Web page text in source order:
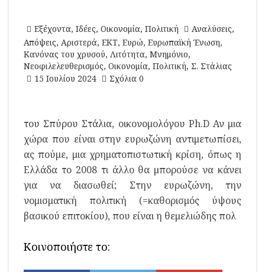
Εξέχοντα, Ιδέες, Οικονομία, Πολιτική Αναλύσεις,
Απόψεις, Αριστερά, ΕΚΤ, Ευρώ, Ευρωπαϊκή Ένωση,
Κανόνας του χρυσού, Λιτότητα, Μνημόνιο,
Νεοφιλελευθερισμός, Οικονομία, Πολιτική, Σ. Στάλιας
15 Ιουλίου 2024
Σχόλια 0
του Σπύρου Στάλια, οικονομολόγου Ph.D Αν μια
χώρα που είναι στην ευρωζώνη αντιμετωπίσει,
ας πούμε, μια χρηματοπιστωτική κρίση, όπως η
Ελλάδα το 2008 τι άλλο θα μπορούσε να κάνει
για να διασωθεί; Στην ευρωζώνη, την
νομισματική πολιτική (=καθορισμός ύψους
βασικού επιτοκίου), που είναι η θεμελιώδης πολ
Κοινοποιήστε το: